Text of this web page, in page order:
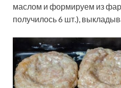
маслом и формируем из
получилось 6 шт.),